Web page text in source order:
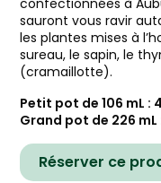
confectionnées à
sauront vous ravir
les plantes mises à
sureau, le sapin, le
(cramaillotte).
Petit pot de 106 mL :
Grand pot de 226
Réserver ce